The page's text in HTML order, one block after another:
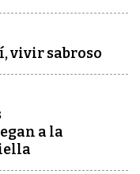
vivir sabroso
a la